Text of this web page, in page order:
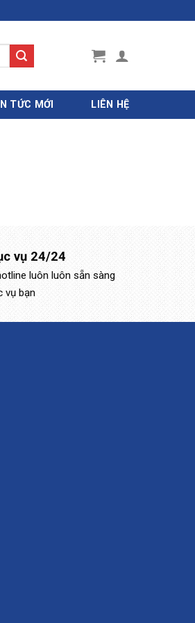
TỨC MỚI LIÊN HỆ
vụ 24/24
luôn luôn sẵn sàng
vụ bạn